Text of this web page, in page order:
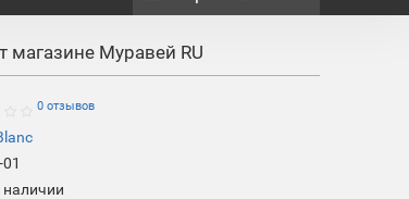
магазине Муравей RU
0 отзывов
наличии